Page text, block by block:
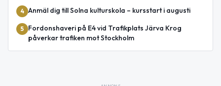
4 Anmäl dig till Solna kulturskola – kursstart i augusti
5
Fordonshaveri på E4 vid Trafikplats Järva Krog
påverkar trafiken mot Stockholm